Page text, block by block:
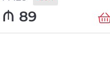
₼ 89